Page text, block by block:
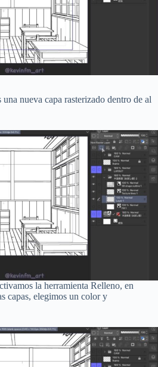
nueva capa rasterizado dentro de al
la herramienta Relleno, en
capas, elegimos un color y